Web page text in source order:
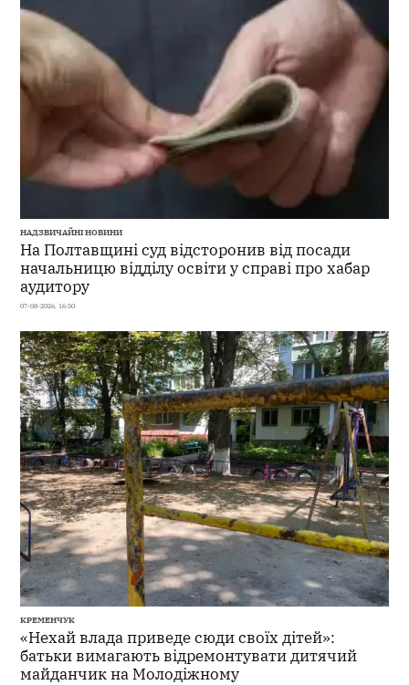
НАДЗВИЧАЙНІ НОВИНИ
На Полтавщині суд відсторонив від посади
начальницю відділу освіти у справі про хабар
аудитору
07-08-2026, 16:50
КРЕМЕНЧУК
«Нехай влада приведе сюди своїх дітей»:
батьки вимагають відремонтувати дитячий
майданчик на Молодіжному